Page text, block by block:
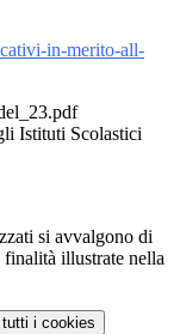
in-merito-all-
Istituti Scolastici
si avvalgono di
illustrate nella
i cookies